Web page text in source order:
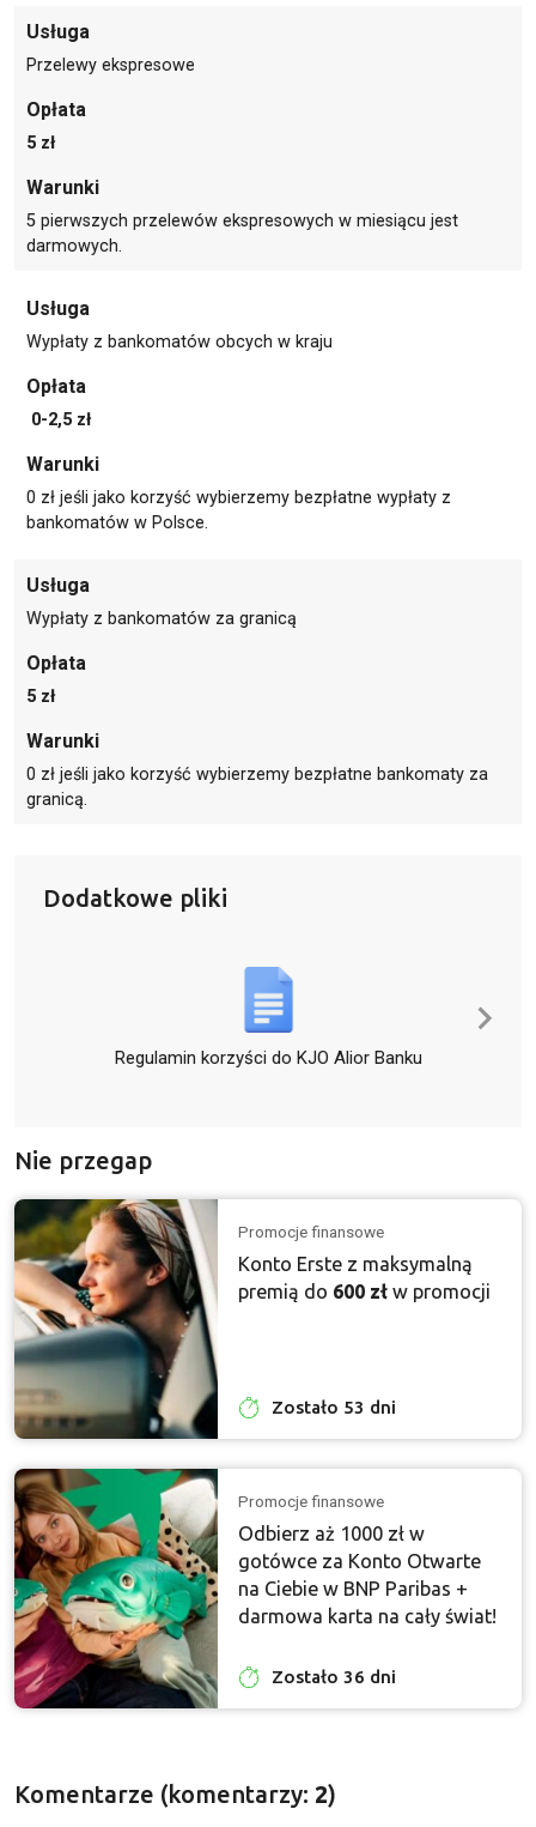
Usługa
Przelewy ekspresowe
Opłata
5 zł
Warunki
5 pierwszych przelewów ekspresowych w miesiącu jest
darmowych.
Usługa
Wypłaty z bankomatów obcych w kraju
Opłata
0-2,5 zł
Warunki
0 zł jeśli jako korzyść wybierzemy bezpłatne wypłaty z
bankomatów w Polsce.
Usługa
Wypłaty z bankomatów za granicą
Opłata
5 zł
Warunki
0 zł jeśli jako korzyść wybierzemy bezpłatne bankomaty za
granicą.
Dodatkowe pliki
Regulamin korzyści do KJO Alior Banku
Nie przegap
Promocje finansowe
Konto Erste z maksymalną
premią do 600 zł w promocji
Zostało 53 dni
Promocje finansowe
Odbierz aż 1000 zł w
gotówce za Konto Otwarte
na Ciebie w BNP Paribas +
darmowa karta na cały świat!
Zostało 36 dni
Komentarze (komentarzy: 2)